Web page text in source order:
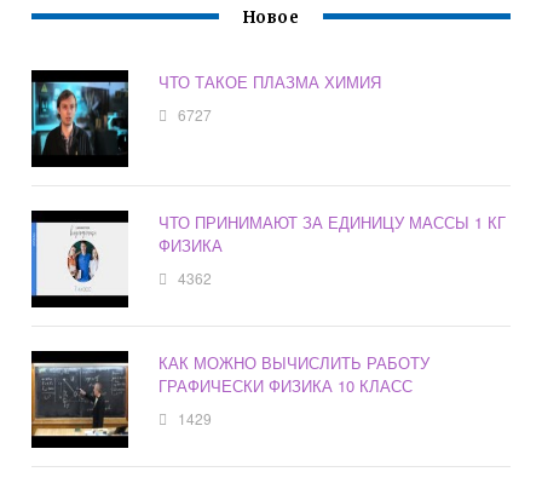
Новое
ЧТО ТАКОЕ ПЛАЗМА ХИМИЯ
6727
ЧТО ПРИНИМАЮТ ЗА ЕДИНИЦУ МАССЫ 1 КГ
ФИЗИКА
4362
КАК МОЖНО ВЫЧИСЛИТЬ РАБОТУ
ГРАФИЧЕСКИ ФИЗИКА 10 КЛАСС
1429